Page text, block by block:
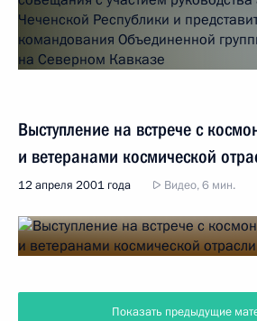
Выступление на встрече с
и ветеранами космической
12 апреля 2001 года Видео, 6 мин.
Показать предыдущие